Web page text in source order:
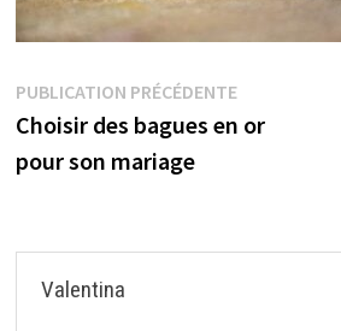
Navigation
de
l’article
PUBLICATION PRÉCÉDENTEPublication
précédente :
Choisir des bagues en or
pour son mariage
Valentina